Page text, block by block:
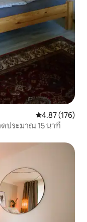
คะแนนเฉลี่ย
4.87 (176)
ประมาณ 15 นาที